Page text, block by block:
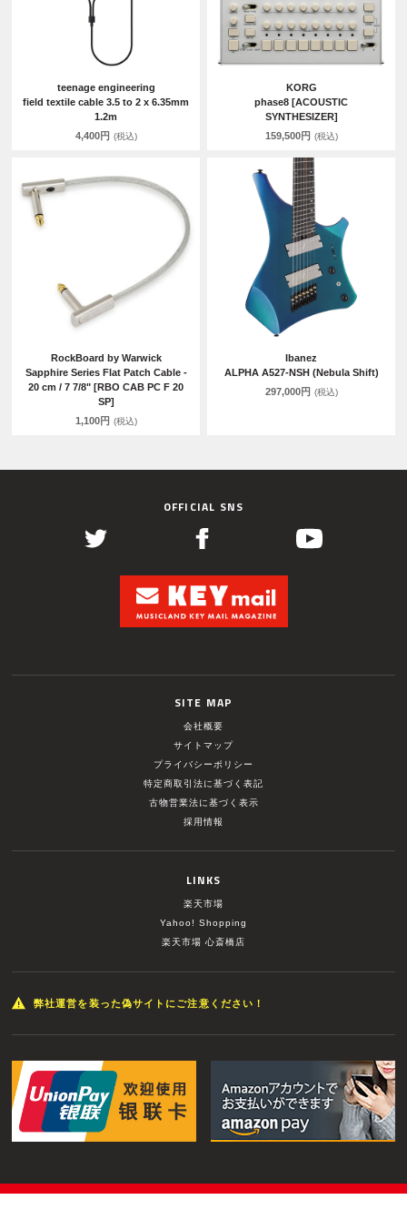
teenage engineering
field textile cable 3.5 to 2 x 6.35mm
1.2m
4,400円 (税込)
KORG
phase8 [ACOUSTIC
SYNTHESIZER]
159,500円 (税込)
RockBoard by Warwick
Sapphire Series Flat Patch Cable -
20 cm / 7 7/8" [RBO CAB PC F 20
SP]
1,100円 (税込)
Ibanez
ALPHA A527-NSH (Nebula Shift)
297,000円 (税込)
OFFICIAL SNS
SITE MAP
会社概要
サイトマップ
プライバシーポリシー
特定商取引法に基づく表記
古物営業法に基づく表示
採用情報
LINKS
楽天市場
Yahoo! Shopping
楽天市場 心斎橋店
弊社運営を装った偽サイトにご注意ください！